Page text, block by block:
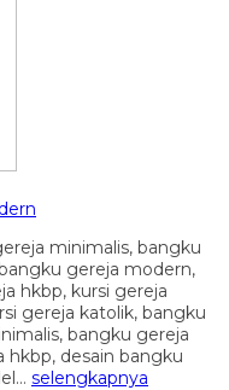
minimalis, bangku
gereja modern,
hkbp, kursi gereja
gereja katolik, bangku
bangku gereja
hkbp, desain bangku
selengkapnya